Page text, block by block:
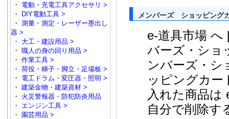
・ 電動・充電工具アクセサリ >
・
DIY電動工具 >
・ 測量・測定・レーザー墨出し
器 >
・ 大工・建設用品 >
・ 職人の身の回り用品 >
・ 作業工具 >
・ 荷役・梯子・脚立・足場板 >
・ 電工ドラム・変圧器・照明 >
・ 建築金物・建築資材 >
・ 火災警報器・防犯防炎用品
・ エンジン工具 >
・ 園芸用品 >
メンバーズ ショッピング
e-道具市場
バーズ・ショ
ンバーズ・シ
ッピングカ
入れた商品
自分で削除す